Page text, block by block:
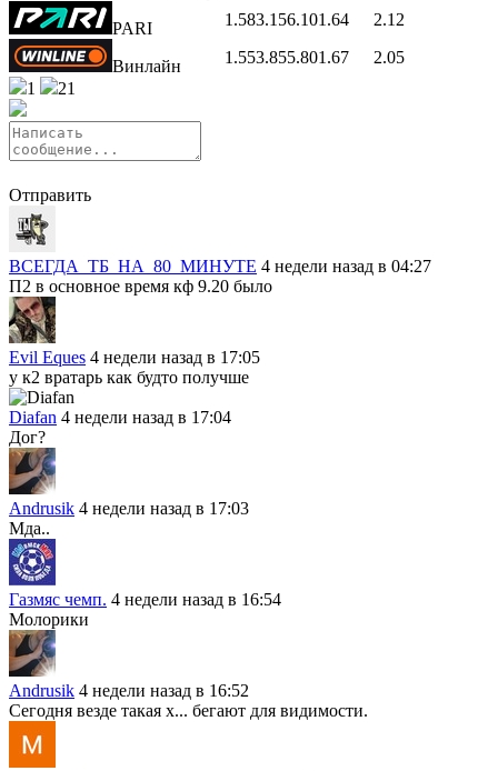
PARI 1.583.156.101.64 2.12
Винлайн 1.553.855.801.67
2.05
1
21
Отправить
ВСЕГДА_ТБ_НА_80_МИНУТЕ 4 недели назад в 04:27
П2 в основное время кф 9.20 было
Evil Eques 4 недели назад в 17:05
у к2 вратарь как будто получше
Diafan 4 недели назад в 17:04
Дог?
Andrusik 4 недели назад в 17:03
Мда..
Газмяс чемп. 4 недели назад в 16:54
Молорики
Andrusik 4 недели назад в 16:52
Сегодня везде такая х... бегают для видимости.